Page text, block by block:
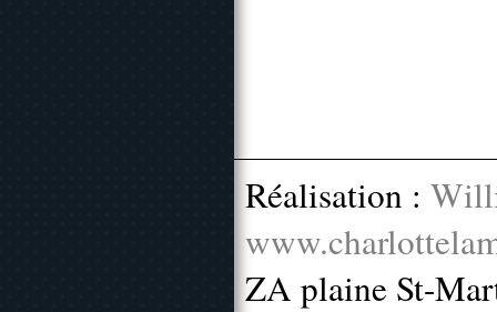
Réalisation :
ZA plaine St-